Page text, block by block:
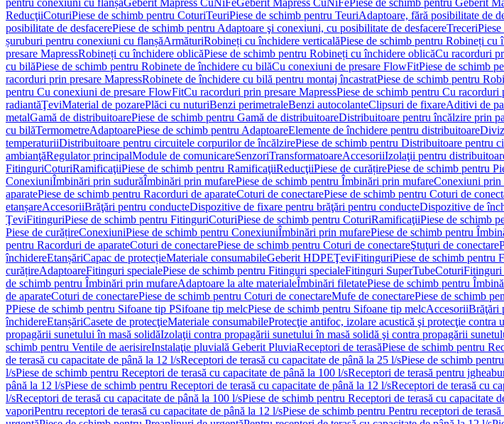
pentru conexiuni cu flanșăGeberit Mapress CuNiFeGeberit Mapress CuNiFePiese de schimb pentru Geberit
ReducţiiCoturiPiese de schimb pentru CoturiTeuriPiese de schimb pentru TeuriAdaptoare, fără posibilitate de
posibilitate de desfacerePiese de schimb pentru Adaptoare şi conexiuni, cu posibilitate de desfacereTreceri
șuruburi pentru conexiuni cu flanșăArmăturiRobineți cu închidere verticalăPiese de schimb pentru Robineți cu
presare MapressRobineți cu închidere oblicăPiese de schimb pentru Robineți cu închidere oblicăCu racorduri
cu bilăPiese de schimb pentru Robinete de închidere cu bilăCu conexiuni de presare FlowFitPiese de schimb
racorduri prin presare MapressRobinete de închidere cu bilă pentru montaj încastratPiese de schimb pentru
pentru Cu conexiuni de presare FlowFitCu racorduri prin presare MapressPiese de schimb pentru Cu racorduri
radiantăŢeviMaterial de pozarePlăci cu nuturiBenzi perimetraleBenzi autocolanteClipsuri de fixareAditivi de
metalGamă de distribuitoarePiese de schimb pentru Gamă de distribuitoareDistribuitoare pentru încălzire prin
cu bilăTermometreAdaptoarePiese de schimb pentru AdaptoareElemente de închidere pentru distribuitoare
temperaturiiDistribuitoare pentru circuitele corpurilor de încălzirePiese de schimb pentru Distribuitoare pentru
ambianţăRegulator principalModule de comunicareSenzoriTransformatoareAccesoriiIzolaţii pentru
FitinguriCoturiRamificaţiiPiese de schimb pentru RamificaţiiReducţiiPiese de curățirePiese de schimb pentru
ConexiuniÎmbinări prin sudurăÎmbinări prin mufarePiese de schimb pentru Îmbinări prin mufareConexiuni prin
aparatePiese de schimb pentru Racorduri de aparateCoturi de conectarePiese de schimb pentru Coturi de
etanșareAccesoriiBrăţări pentru conducteDispozitive de fixare pentru brăţări pentru conducteDispozitive de
ŢeviFitinguriPiese de schimb pentru FitinguriCoturiPiese de schimb pentru CoturiRamificaţiiPiese de schimb
Piese de curățireConexiuniPiese de schimb pentru ConexiuniÎmbinări prin mufarePiese de schimb pentru
pentru Racorduri de aparateCoturi de conectarePiese de schimb pentru Coturi de conectareŞtuţuri de conectare
închidereEtanșăriCapac de protecțieMateriale consumabileGeberit HDPEŢeviFitinguriPiese de schimb pentru
curățireAdaptoareFitinguri specialePiese de schimb pentru Fitinguri specialeFitinguri SuperTubeCoturiFitinguri
de schimb pentru Îmbinări prin mufareAdaptoare la alte materialeÎmbinări filetatePiese de schimb pentru
de aparateCoturi de conectarePiese de schimb pentru Coturi de conectareMufe de conectarePiese de schimb
PPiese de schimb pentru Sifoane tip PSifoane tip melcPiese de schimb pentru Sifoane tip melcAccesoriiBrăţări
închidereEtanșăriCasete de protecţieMateriale consumabileProtecţie antifoc, izolare acustică şi protecţie contra
propagării sunetului în masă solidăIzolaţii contra propagării sunetului în masă solidă şi contra propagării
schimb pentru Ventile de aerisireInstalaţie pluvială Geberit PluviaReceptori de terasăPiese de schimb pentru
de terasă cu capacitate de până la 12 l/sReceptori de terasă cu capacitate de până la 25 l/sPiese de schimb
l/sPiese de schimb pentru Receptori de terasă cu capacitate de până la 100 l/sReceptori de terasă pentru
până la 12 l/sPiese de schimb pentru Receptori de terasă cu capacitate de până la 12 l/sReceptori de terasă cu
l/sReceptori de terasă cu capacitate de până la 100 l/sPiese de schimb pentru Receptori de terasă cu capacitate
vaporiPentru receptori de terasă cu capacitate de până la 12 l/sPiese de schimb pentru Pentru receptori de